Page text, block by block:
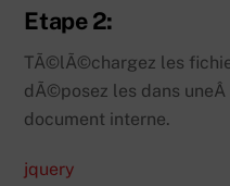
Etape 2:
TÃ©lÃ©chargez les
dÃ©posez les dans
document interne.
jquery